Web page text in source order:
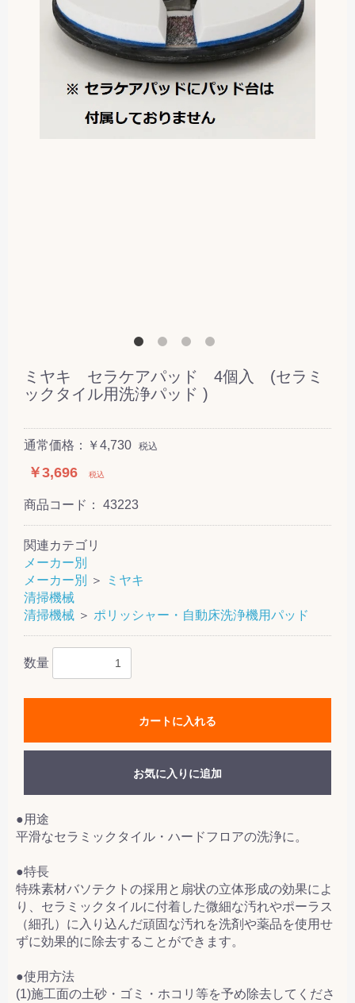
ミヤキ セラケアパッド 4個入 (セラミ
ックタイル用洗浄パッド )
通常価格：￥4,730 税込
￥3,696 税込
商品コード： 43223
関連カテゴリ
メーカー別
メーカー別
＞
ミヤキ
清掃機械
清掃機械 ＞ ポリッシャー・自動床洗浄機用パッド
数量
カートに入れる
お気に入りに追加
●用途
平滑なセラミックタイル・ハードフロアの洗浄に。
●特長
特殊素材バソテクトの採用と扇状の立体形成の効果によ
り、セラミックタイルに付着した微細な汚れやポーラス
（細孔）に入り込んだ頑固な汚れを洗剤や薬品を使用せ
ずに効果的に除去することができます。
●使用方法
(1)施工面の土砂・ゴミ・ホコリ等を予め除去してくださ